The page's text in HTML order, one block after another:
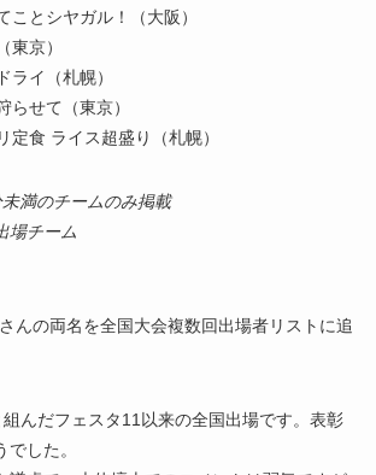
ことシヤガル！（大阪）
東京）
ライ（札幌）
らせて（東京）
定食 ライス超盛り（札幌）
満のチームのみ掲載
場チーム
んの両名を全国大会複数回出場者リストに追
んだフェスタ11以来の全国出場です。表彰
した。